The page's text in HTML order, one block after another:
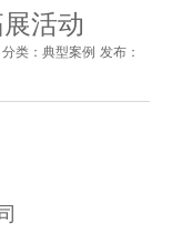
活动
分类：典型案例 发布：